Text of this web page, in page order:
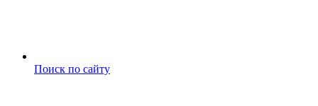
Поиск по сайту